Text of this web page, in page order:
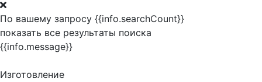
По вашему запросу {{info.searchCount}}
показать все результаты поиска
{{info.message}}
Изготовление